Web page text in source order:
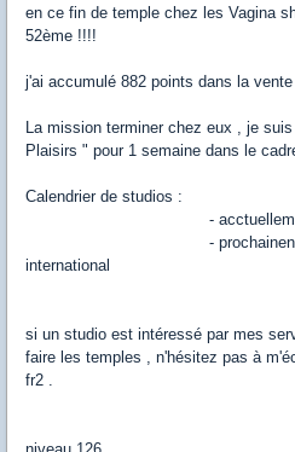
en ce fin de temple chez les Vagina
52ème !!!!
j'ai accumulé 882 points dans la
La mission terminer chez eux , je
Plaisirs " pour 1 semaine dans le
Calendrier de studios :
- acctuellement chez
- prochainenement
international
si un studio est intéressé par mes
faire les temples , n'hésitez pas à
fr2 .